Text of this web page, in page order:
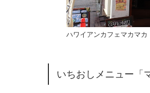
ハワイアンカフェマカマカ
いちおしメニュー「